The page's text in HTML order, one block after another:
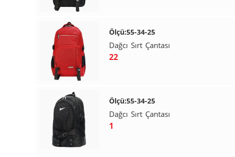
Ölçü:55-34-25
Dağcı Sırt Çantası
22
Ölçü:55-34-25
Dağcı Sırt Çantası
1